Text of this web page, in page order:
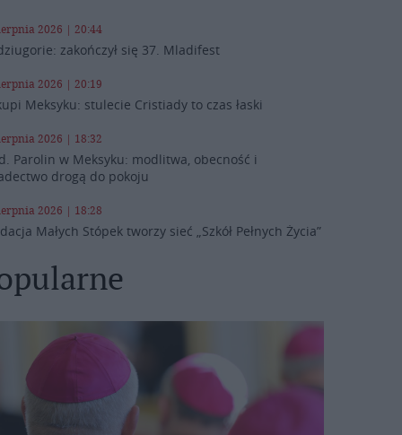
2026 | 20:44
zakończył się 37. Mladifest
2026 | 20:19
Meksyku: stulecie Cristiady to czas łaski
2026 | 18:32
Parolin w Meksyku: modlitwa, obecność i
drogą do pokoju
2026 | 18:28
Małych Stópek tworzy sieć „Szkół Pełnych Życia”